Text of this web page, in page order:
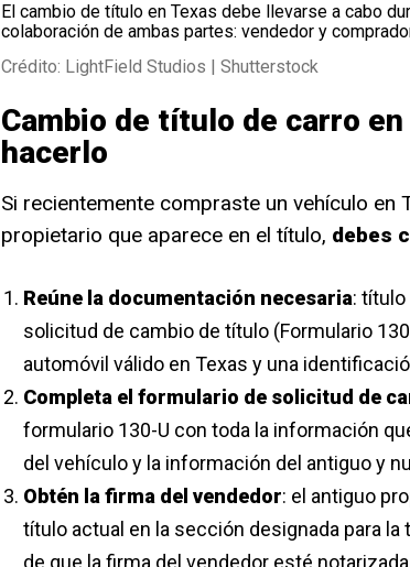
El cambio de título en Texas debe llevarse a cabo
colaboración de ambas partes: vendedor y
Crédito: LightField Studios | Shutterstock
Cambio de título de carro
hacerlo
Si recientemente compraste un vehículo en
propietario que aparece en el título, debes
Reúne la documentación necesaria:
solicitud de cambio de título (Formulario
automóvil válido en Texas y una
Completa el formulario de solicitud de
formulario 130-U con toda la información
del vehículo y la información del antiguo y
Obtén la firma del vendedor: el antiguo
título actual en la sección designada para
de que la firma del vendedor esté